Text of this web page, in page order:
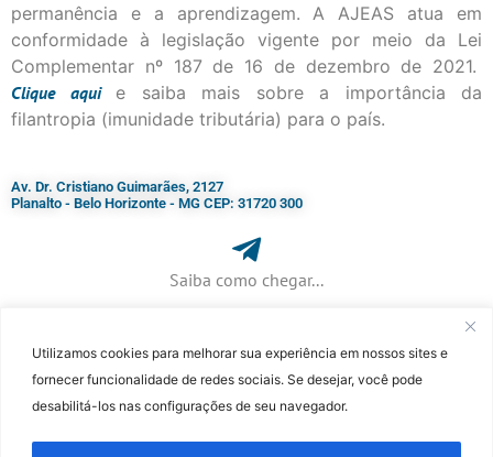
Utilizamos cookies para melhorar sua experiência em nossos sites e
fornecer funcionalidade de redes sociais. Se desejar, você pode
desabilitá-los nas configurações de seu navegador.
permanência e a aprendizagem. A AJEAS atua em
conformidade à legislação vigente por meio da Lei
Complementar nº 187 de 16 de dezembro de 2021.
Cliqueaqui
e saiba mais sobre a importância da
filantropia (imunidade tributária) para o país.
Av. Dr. Cristiano Guimarães, 2127
Planalto - Belo Horizonte - MG CEP: 31720 300
Saiba como chegar...
+ 55 (31) 3115-7000​
Patrick de Souza